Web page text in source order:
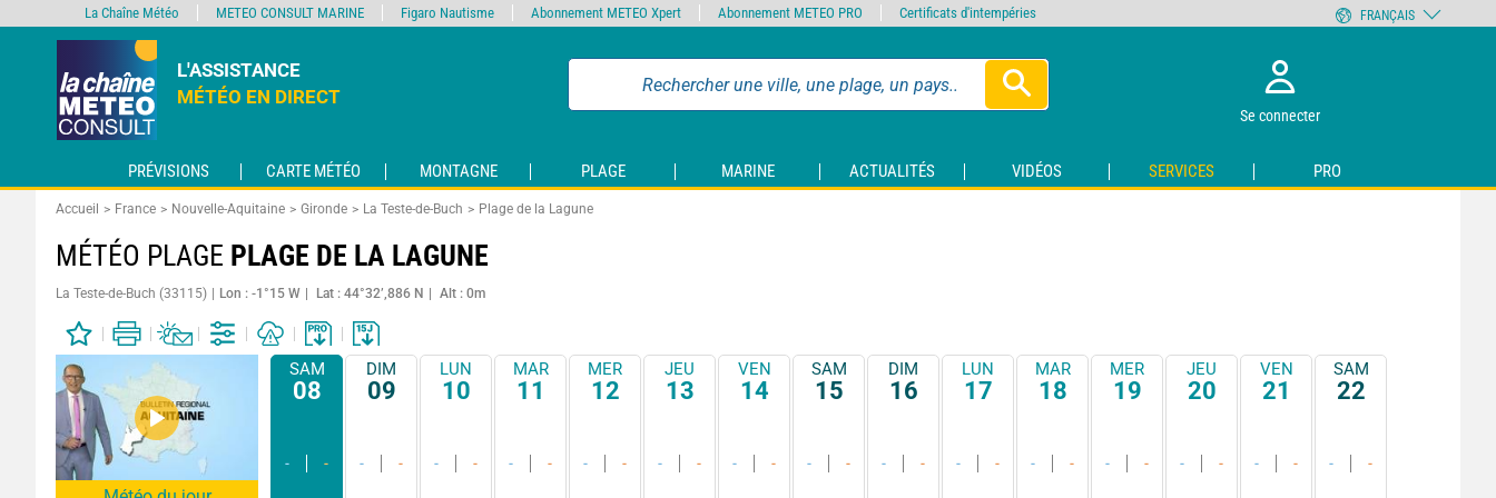
L'ASSISTANCE
MÉTÉO EN DIRECT
Se connecter
PRÉVISIONS CARTE MÉTÉO MONTAGNE PLAGE MARINE ACTUALITÉS VIDÉOS SERVICES PRO
Accueil France Nouvelle-Aquitaine Gironde La Teste-de-Buch Plage de la Lagune
MÉTÉO PLAGE PLAGE DE LA LAGUNE
La Teste-de-Buch (33115) Lon : -1°15 W Lat : 44°32’,886 N Alt : 0m
SAM
08
- -
DIM
09
- -
LUN
10
- -
MAR
11
- -
MER
12
- -
JEU
13
- -
VEN
14
- -
SAM
15
- -
DIM
16
- -
LUN
17
- -
MAR
18
- -
MER
19
- -
JEU
20
- -
VEN
21
- -
SAM
22
- -
La Chaîne Météo METEO CONSULT MARINE Figaro Nautisme Abonnement METEO Xpert Abonnement METEO PRO Certificats d'intempéries FRANÇAIS